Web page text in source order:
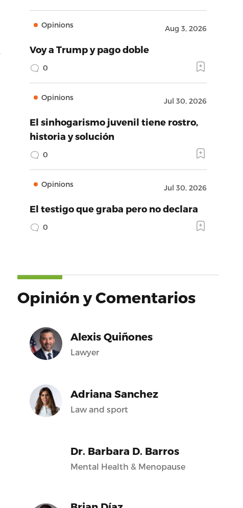
Opinions Aug 3, 2026
Voy a Trump y pago doble
0
Opinions Jul 30, 2026
El sinhogarismo juvenil tiene rostro,
historia y solución
0
Opinions Jul 30, 2026
El testigo que graba pero no declara
0
Opinión y Comentarios
Alexis Quiñones
Lawyer
Adriana Sanchez
Law and sport
Dr. Barbara D. Barros
Mental Health & Menopause